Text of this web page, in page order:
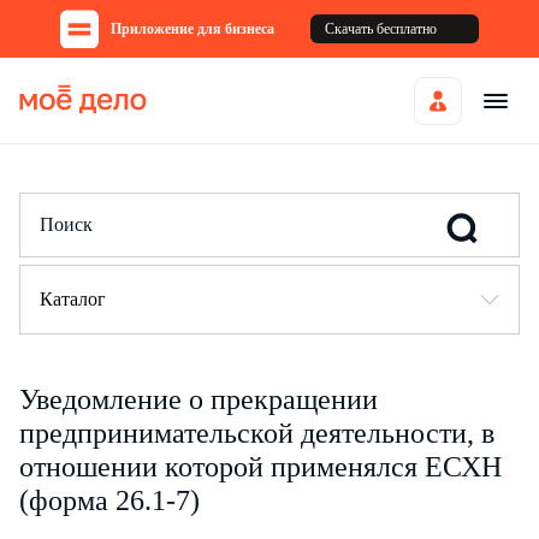
Приложение для бизнеса Скачать бесплатно
Каталог
Уведомление о прекращении
предпринимательской деятельности, в
отношении которой применялся ЕСХН
(форма 26.1-7)